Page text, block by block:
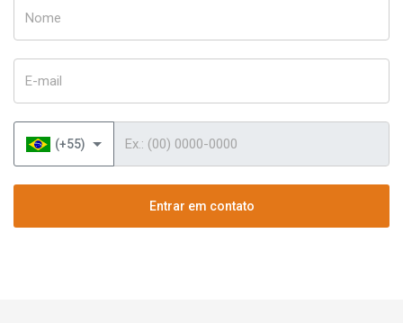
(+55)
Entrar em contato